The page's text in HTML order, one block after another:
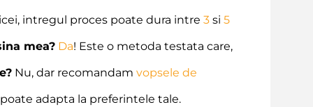
intregul proces poate dura intre3 si5
mea? Da! Este o metoda testata care,
Nu, dar recomandamvopsele de
adapta la preferintele tale.